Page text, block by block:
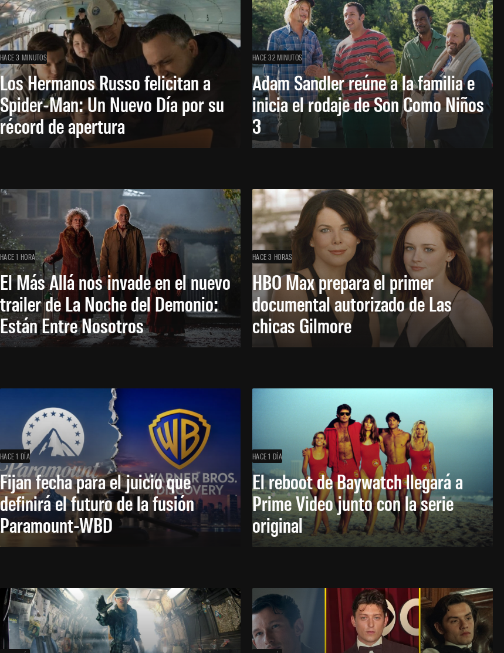
HACE 3 MINUTOS
Los Hermanos Russo felicitan a
Spider-Man: Un Nuevo Día por su
récord de apertura
HACE 32 MINUTOS
Adam Sandler reúne a la familia e
inicia el rodaje de Son Como Niños
3
HACE 1 HORA
El Más Allá nos invade en el nuevo
trailer de La Noche del Demonio:
Están Entre Nosotros
HACE 3 HORAS
HBO Max prepara el primer
documental autorizado de Las
chicas Gilmore
HACE 1 DÍA
Fijan fecha para el juicio que
definirá el futuro de la fusión
Paramount-WBD
HACE 1 DÍA
El reboot de Baywatch llegará a
Prime Video junto con la serie
original